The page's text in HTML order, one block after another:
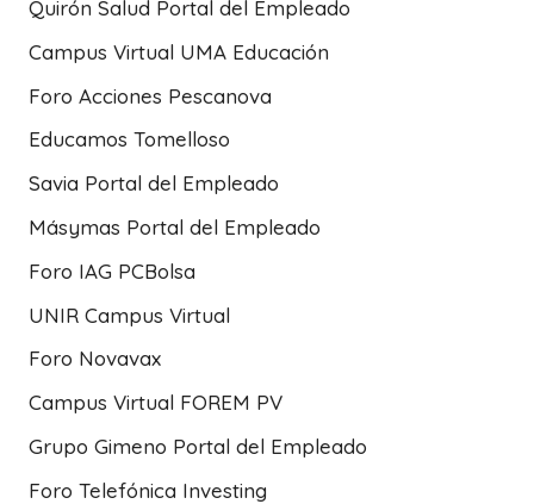
Quirón Salud Portal del Empleado
Campus Virtual UMA Educación
Foro Acciones Pescanova
Educamos Tomelloso
Savia Portal del Empleado
Másymas Portal del Empleado
Foro IAG PCBolsa
UNIR Campus Virtual
Foro Novavax
Campus Virtual FOREM PV
Grupo Gimeno Portal del Empleado
Foro Telefónica Investing